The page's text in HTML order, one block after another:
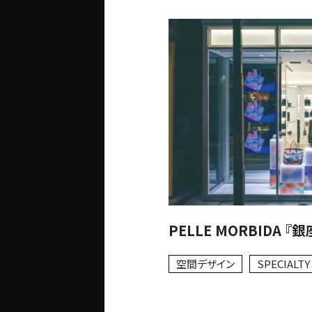
PELLE MORBIDA 『銀
空間デザイン